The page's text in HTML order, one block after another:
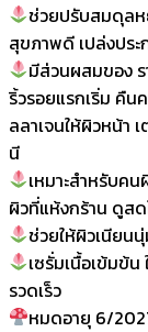
ช่วยปรับสมดุลห
สุขภาพดี เปล่งประ
มีส่วนผสมของ
ริ้วรอยแรกเริ่ม คื
ลลาเจนให้ผิวหน้า
นี
เหมาะสำหรับค
ผิวที่แห้งกร้าน ดูสด
ช่วยให้ผิวเนียน
เซรั่มเนื้อเข้มข้
รวดเร็ว
หมดอายุ 6/